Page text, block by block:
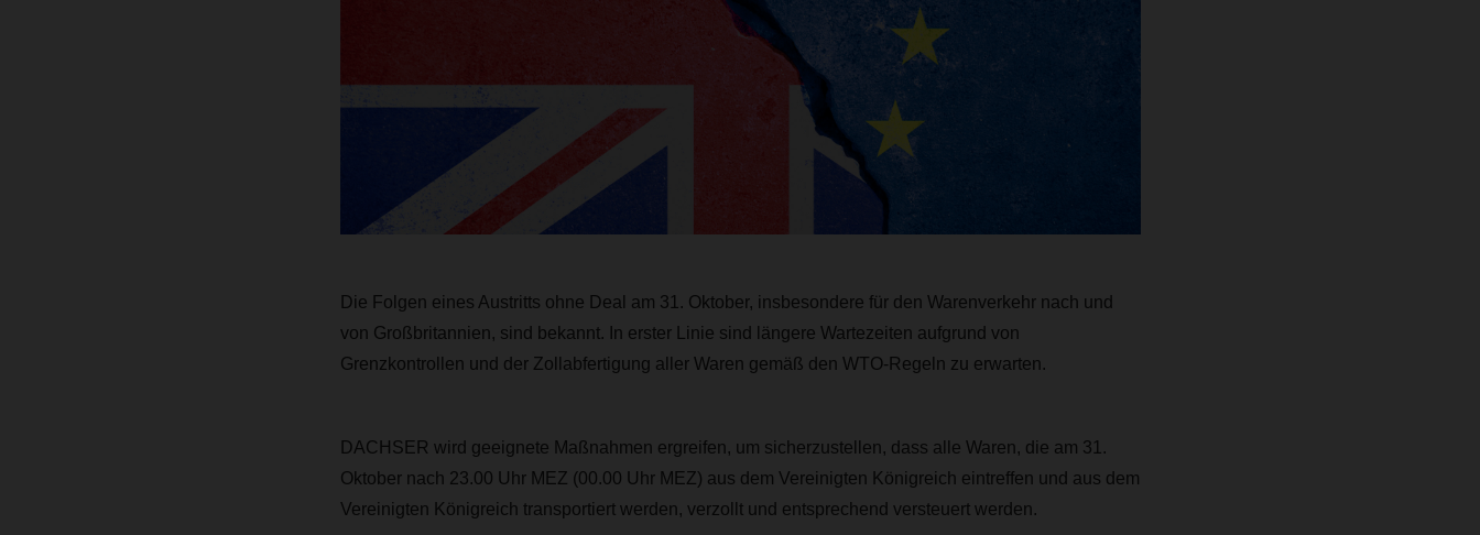
Die Folgen eines Austritts ohne Deal am 31. Oktober, insbesondere für den Warenverkehr nach und
von Großbritannien, sind bekannt. In erster Linie sind längere Wartezeiten aufgrund von
Grenzkontrollen und der Zollabfertigung aller Waren gemäß den WTO-Regeln zu erwarten.
DACHSER wird geeignete Maßnahmen ergreifen, um sicherzustellen, dass alle Waren, die am 31.
Oktober nach 23.00 Uhr MEZ (00.00 Uhr MEZ) aus dem Vereinigten Königreich eintreffen und aus dem
Vereinigten Königreich transportiert werden, verzollt und entsprechend versteuert werden.